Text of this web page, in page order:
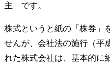
主」です。
株式というと紙の「株券」
せんが、会社法の施行（平
れた株式会社は、基本的に